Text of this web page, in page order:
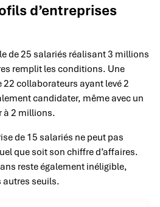
d’entreprises
de 25 salariés réalisant 3 millions
remplit les conditions. Une
collaborateurs ayant levé 2
candidater, même avec un
à 2 millions.
de 15 salariés ne peut pas
que soit son chiffre d’affaires.
reste également inéligible,
autres seuils.